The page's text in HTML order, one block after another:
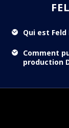
Qui est
Comment
production